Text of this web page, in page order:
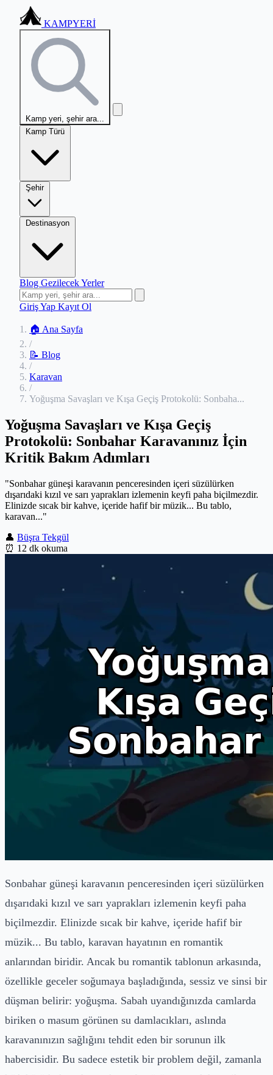
KAMPYERİ
Kamp yeri, şehir ara...
Kamp Türü
Şehir
Destinasyon
Blog Gezilecek Yerler
Giriş Yap Kayıt Ol
🏠 Ana Sayfa
/
📝 Blog
/
Karavan
/
Yoğuşma Savaşları ve Kışa Geçiş Protokolü: Sonbaha...
Yoğuşma Savaşları ve Kışa Geçiş
Protokolü: Sonbahar Karavanınız İçin
Kritik Bakım Adımları
"Sonbahar güneşi karavanın penceresinden içeri süzülürken
dışarıdaki kızıl ve sarı yaprakları izlemenin keyfi paha biçilmezdir.
Elinizde sıcak bir kahve, içeride hafif bir müzik... Bu tablo,
karavan..."
👤 Büşra Tekgül
⏰ 12 dk okuma
Sonbahar güneşi karavanın penceresinden içeri süzülürken
dışarıdaki kızıl ve sarı yaprakları izlemenin keyfi paha
biçilmezdir. Elinizde sıcak bir kahve, içeride hafif bir
müzik... Bu tablo, karavan hayatının en romantik
anlarından biridir. Ancak bu romantik tablonun arkasında,
özellikle geceler soğumaya başladığında, sessiz ve sinsi bir
düşman belirir: yoğuşma. Sabah uyandığınızda camlarda
biriken o masum görünen su damlacıkları, aslında
karavanınızın sağlığını tehdit eden bir sorunun ilk
habercisidir. Bu sadece estetik bir problem değil, zamanla